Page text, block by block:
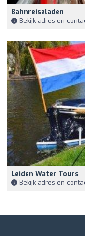
Bahnreiseladen
Bekijk adres en
Leiden Water Tours
Bekijk adres en